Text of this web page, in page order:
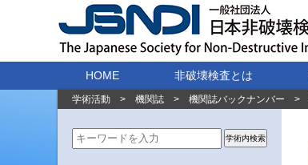
HOME 非破壊検査とは
学術活動 > 機関誌 > 機関誌バックナンバー >
学術内検索